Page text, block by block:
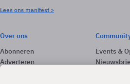
Lees ons manifest >
Over ons
Abonneren
Adverteren
Events &